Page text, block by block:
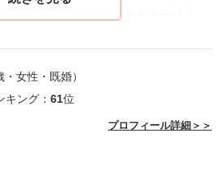
を始めたお相手がいたとします。
ルに年収を書いているのに「も
思わないの？転職したら？」と言
？
ッチしたんじゃないのか？と思わ
うして太っているの？などストレ
お好きなんですか？」などと自分
てみるのが良いかと思います。
・女性・既婚）
ング： 61位
プロフィール詳細＞＞